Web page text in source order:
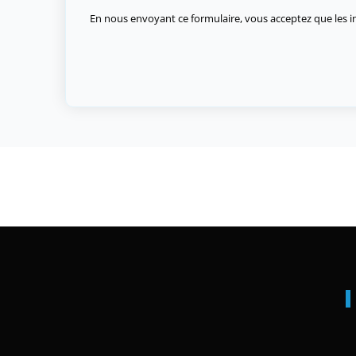
En nous envoyant ce formulaire, vous acceptez que